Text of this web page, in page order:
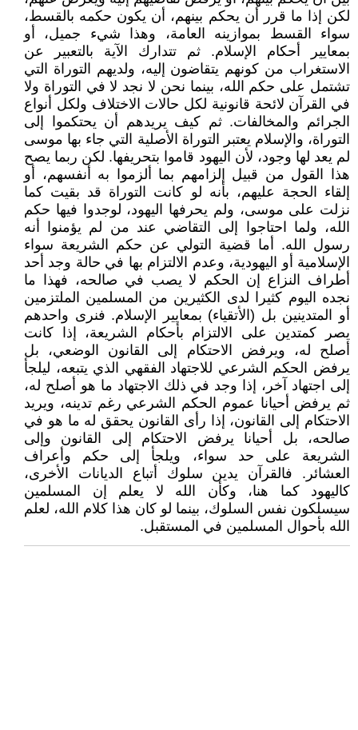
لكن إذا ما قرر أن يحكم بينهم، أن يكون حكمه بالقسط،
سواء القسط بموازينه العامة، وهذا شيء جميل، أو
بمعايير أحكام الإسلام. ثم تتدارك الآية بالتعبير عن
الاستغراب من كونهم يتقاضون إليه، ولديهم التوراة التي
تشتمل على حكم الله، بينما نحن لا نجد لا في التوراة ولا
في القرآن لائحة قانونية لكل حالات الاختلاف ولكل أنواع
الجرائم والمخالفات. ثم كيف يريدهم أن يحتكموا إلى
التوراة، والإسلام يعتبر التوراة الأصلية التي جاء بها موسى
لم يعد لها وجود، لأن اليهود قاموا بتحريفها. لكن ربما يصح
هذا القول من قبيل إلزامهم بما ألزموا به أنفسهم، أو
إلقاء الحجة عليهم، بأنه لو كانت التوراة قد بقيت كما
نزلت على موسى، ولم يحرفها اليهود، لوجدوا فيها حكم
الله، ولما احتاجوا إلى التقاضي عند من لم يؤمنوا أنه
رسول الله. أما قضية التولي عن حكم الشريعة سواء
الإسلامية أو اليهودية، وعدم الالتزام بها في حالة وجد أحد
أطراف النزاع إن الحكم لا يصب في صالحه، فهذا ما
نجده اليوم كثيرا لدى الكثيرين من المسلمين الملتزمين
أو المتدينين بل (الأتقياء) بمعايير الإسلام. فنرى واحدهم
يصر كمتدين على الالتزام بأحكام الشريعة، إذا كانت
أصلح له، ويرفض الاحتكام إلى القانون الوضعي، بل
يرفض الحكم الشرعي للاجتهاد الفقهي الذي يتبعه، ليلجأ
إلى اجتهاد آخر، إذا وجد في ذلك الاجتهاد ما هو أصلح له،
ثم يرفض أحيانا عموم الحكم الشرعي رغم تدينه، ويريد
الاحتكام إلى القانون، إذا رأى القانون يحقق له ما هو في
صالحه، بل أحيانا يرفض الاحتكام إلى القانون وإلى
الشريعة على حد سواء، ويلجأ إلى حكم وأعراف
العشائر. فالقرآن يدين سلوك أتباع الديانات الأخرى،
كاليهود كما هنا، وكأن الله لا يعلم إن المسلمين
سيسلكون نفس السلوك، بينما لو كان هذا كلام الله، لعلم
الله بأحوال المسلمين في المستقبل.